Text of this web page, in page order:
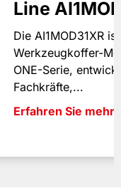
Line
Die AI1MOD31XR
Werkzeugkoffer-
ONE-Serie,
Fachkräfte,...
Erfahren Sie mehr